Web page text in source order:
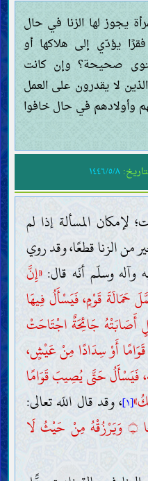
يجوز لها الزنا في حال
يؤدّي إلى هلاكها أو
صحيحة؟ وإن كانت
لا يقدرون على العمل
وأولادهم في حال خافوا
١٤٤٦/٥/٨
لإمكان المسألة إذا لم
من الزنا قطعًا، وقد روي
وآله وسلّم أنّه قال:«إِنَّ
حَمَالَةَ قَوْمٍ، فَيَسْأَلُ فِيهَا
أَصَابَتْهُ جَائِحَةٌ اجْتَاحَتْ
أَوْ سِدَادًا مِنْ عَيْشٍ،
فَيَسْأَلُ حَتَّى يُصِيبَ قَوَامًا
[١] ، وقد قال اللّه تعالى:
۝ وَيَرْزُقْهُ مِنْ حَيْثُ لَا